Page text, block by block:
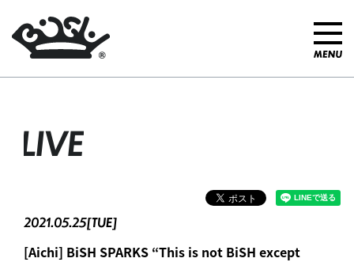
LIVE
2021.05.25[TUE]
[Aichi] BiSH SPARKS “This is not BiSH except